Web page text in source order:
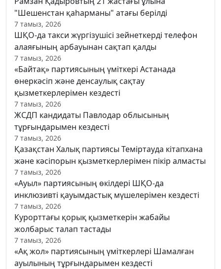
"Шешенстан қаһарманы" атағы берілді
7 тамыз, 2026
ШҚО-да такси жүргізушісі зейнеткерді телефон
алаяғының арбауынан сақтап қалды
7 тамыз, 2026
«Байтақ» партиясының үміткері Астанада
өнеркәсіп және денсаулық сақтау
қызметкерлерімен кездесті
7 тамыз, 2026
ЖСДП кандидаты Павлодар облысының
тұрғындарымен кездесті
7 тамыз, 2026
Қазақстан Халық партиясы Теміртауда кітапхана
және кәсіпорын қызметкерлерімен пікір алмасты
7 тамыз, 2026
«Ауыл» партиясының өкілдері ШҚО-да
инклюзивті қауымдастық мүшелерімен кездесті
7 тамыз, 2026
Курорттағы қорық қызметкерін жабайы
жолбарыс талап тастады
7 тамыз, 2026
«Ақ жол» партиясының үміткерлері Шамалған
ауылының тұрғындарымен кездесті